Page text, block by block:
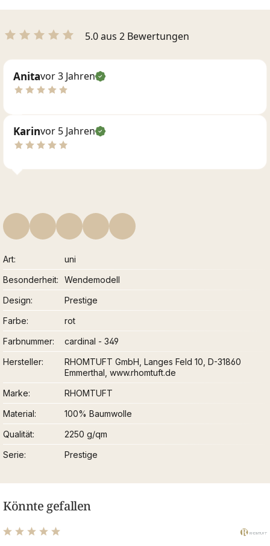
5.0 aus 2 Bewertungen
Anitavor 3 Jahren
Karinvor 5 Jahren
Art
uni
Besonderheit
Wendemodell
Design
Prestige
Farbe
rot
Farbnummer
cardinal - 349
Hersteller
RHOMTUFT GmbH, Langes Feld 10, D-31860
Emmerthal, www.rhomtuft.de
Marke
RHOMTUFT
Material
100% Baumwolle
Qualität
2250 g/qm
Serie
Prestige
Könnte gefallen